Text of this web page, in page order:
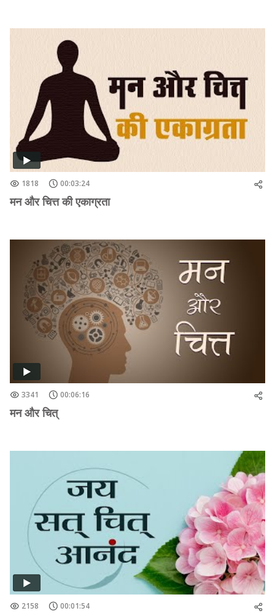
1818 00:03:24
मन और चित्त की एकाग्रता
3341 00:06:16
मन और चित्
2158 00:01:54